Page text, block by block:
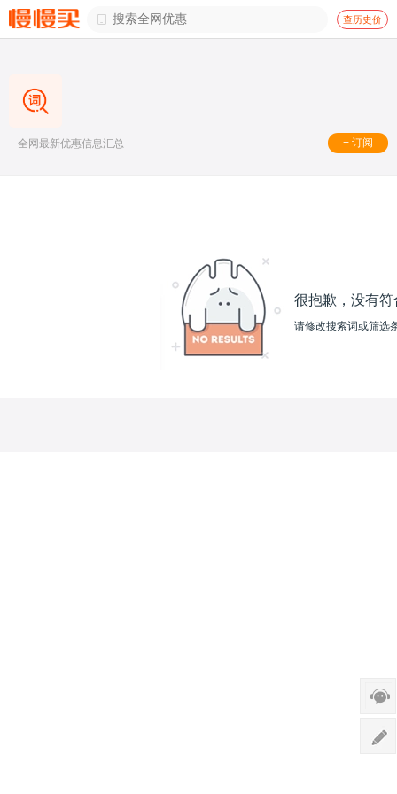
 查历史价
全网最新优惠信息汇总 + 订阅
很抱歉，没有
请修改搜索词或筛选